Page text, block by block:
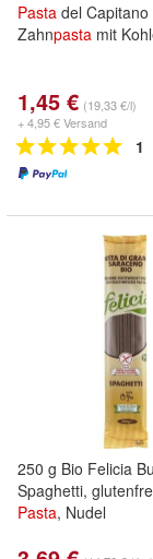
Pasta del Capitano
Zahnpasta mit
1,45 € (19,33 €/l)
+ 4,95 € Versand
1
250 g Bio Felicia
Spaghetti,
Pasta, Nudel